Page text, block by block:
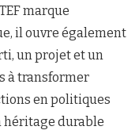
marque
il ouvre également
un projet et un
à transformer
en politiques
héritage durable